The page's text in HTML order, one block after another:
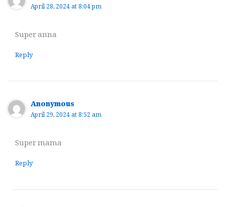
April 28, 2024 at 8:04 pm
Super anna
Reply
Anonymous
April 29, 2024 at 8:52 am
Super mama
Reply